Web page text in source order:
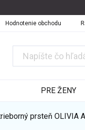
Hodnotenie obchodu
PRE ŽENY
prsteň OLIVIA